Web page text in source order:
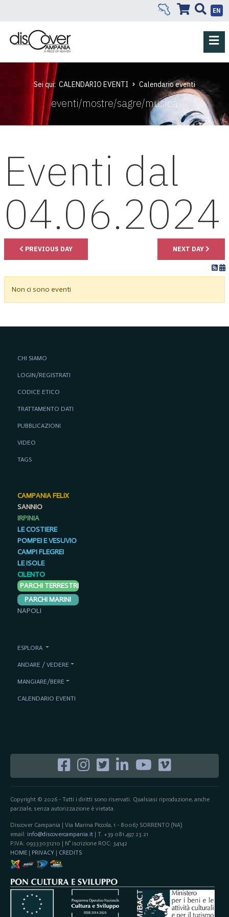
EN
Sei qui: CALENDARIO EVENTI Calendario eventi
eventi/mostre/sagre/musica
Eventi dal
04.06.2024
PREVIOUS DAY NEXT DAY
Non ci sono eventi
Copyright © 2026 - Tutti i diritti sono riservati. Qualsiasi riproduzione, anche
parziale, senza autorizzazione è vietata.
Discover Campania | Via Marina Piccola, 1 - 80067 SORRENTO (NA)
email: info@discovercampania.it| T. +39 081.497.23.21
P.IVA: 09333031210 | N° iscrizione ROC: 34142
HOME| PRIVACY | CREDITS
CHI SIAMO
LOGIN/REGISTRATI
CODICE ETICO
TRATTAMENTO DATI
PUBBLICAZIONI
VIDEO
TAGS
CAMPANIA FELIX
SANNIO
IRPINIA
LE COSTIERE
POMPEI E VESUVIO
CAMPI FLEGREI
LE ISOLE
CILENTO
PARCHI TERRESTRI
PARCHI MARINI
NAPOLI
ESPLORA
ANDARE / VEDERE
MANGIARE/BERE
CALENDARIO EVENTI